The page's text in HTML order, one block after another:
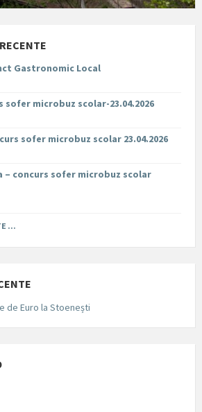
Gastronomic Local
microbuz scolar-23.04.2026
sofer microbuz scolar 23.04.2026
– concurs sofer microbuz scolar
...
de Euro la Stoenești